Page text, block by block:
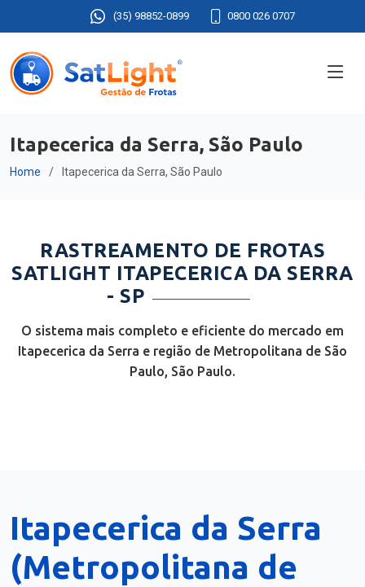
(35) 98852-0899 0800 026 0707
Itapecerica da Serra, São Paulo
Home Itapecerica da Serra, São Paulo
RASTREAMENTO DE FROTAS
SATLIGHT ITAPECERICA DA SERRA
- SP
O sistema mais completo e eficiente do mercado em
Itapecerica da Serra e região de Metropolitana de São
Paulo, São Paulo.
Itapecerica da Serra
(Metropolitana de